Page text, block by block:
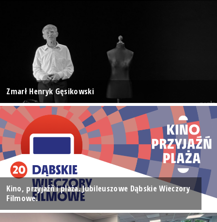
Zmarł Henryk Gęsikowski
Kino, przyjaźń i plaża. Jubileuszowe Dąbskie Wieczory
Filmowe.